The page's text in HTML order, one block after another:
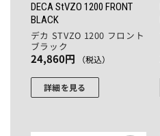
DECA StVZO 1200 FRONT
BLACK
デカ STVZO 1200 フロント
ブラック
24,860円 （税込）
詳細を見る